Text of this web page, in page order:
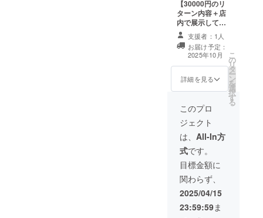
様の場合は企業
名や企業名＋担
当者様のお名前
の掲載となりま
す ※掲載不要の
場合は備考欄は
空欄のままでお
(YouTubeや各種
SNS) ︎︎ ⟡掲載期間
〈5月中~VTuber
としての活動が
続く限り〉 ︎︎ ⟡掲
載方法
〈YouTubeコ
SNSへお名前を
画像数枚にまと
ウドファンディ
ング終了後の配
信や動画にて概
要欄にお名前の
掲載〉 ※備考欄
に掲載するお名
前の記入をお願
いします ※企業
様の場合は企業
名や企業名＋担
当者様のお名前
の掲載となりま
クラウドファン
ディング終了後
にイラストを発
注する為、サイ
ズなどの詳細は
分かり次第メー
ルにてご連絡致
します ･リター
ン限定イラスト
マグカップ ︎︎⟡サ
イズ 直径約8cm
高さ約9.2cm ･
クラウドファン
ディング終了後
支援者としての
お名前掲載
(YouTubeや各種
SNS) ︎︎ ⟡掲載期間
〈5月中~VTuber
としての活動が
続く限り〉 ︎︎ ⟡掲
載方法
m以内を予定し
ています ※アク
リルキーホル
ダーとアクリル
スタンドは各種
別のイラストを
使用予定です ･
ラスト 壁紙配布 ︎︎
⟡リターン品制
ラストの1枚絵の
データをお渡し
する予定です ⟡
クラウドファン
ディング終了後
にイラストを発
注する為、サイ
ズなどの詳細は
分かり次第メー
ルにてご連絡致
します ･リター
ン限定イラスト
【30000円のリ
ターン内容＋店
内で展示してい
た等身大パネ
ル】 ･リターン
限定イラスト ア
クリルキーホル
ダー ︎︎ ⟡サイズ
70mm×70mm以
限定イラスト ア
クリルスタンド ︎︎
⟡サイズ
120mm×150m
m以内を予定し
ています ※アク
リルキーホル
ダーとアクリル
スタンドは各種
別のイラストを
リターン限定イ
支援者：1人
お届け予定：
2025年10月
詳細を見る
こ
の
リ
タ
ー
ン
を
選
択
す
る
このプロ
ジェクト
は、 All-In方
式です。
目標金額に
関わらず、
2025/04/15
23:59:59ま